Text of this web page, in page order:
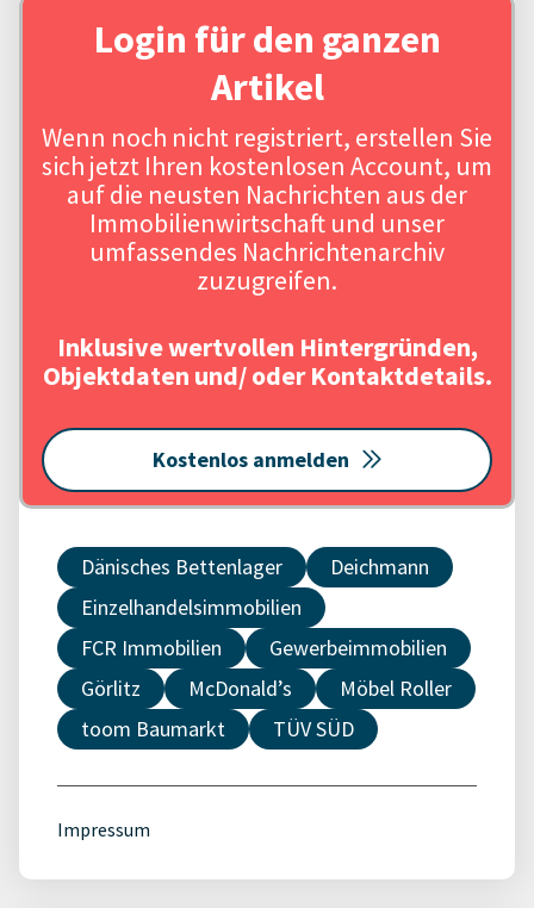
Login für den ganzen
Artikel
Wenn noch nicht registriert, erstellen Sie
sich jetzt Ihren kostenlosen Account, um
auf die neusten Nachrichten aus der
Immobilienwirtschaft und unser
umfassendes Nachrichtenarchiv
zuzugreifen.
Inklusive wertvollen Hintergründen,
Objektdaten und/ oder Kontaktdetails.
Kostenlos anmelden
Dänisches Bettenlager
Deichmann
Einzelhandelsimmobilien
FCR Immobilien
Gewerbeimmobilien
Görlitz
McDonald’s
Möbel Roller
toom Baumarkt
TÜV SÜD
Impressum